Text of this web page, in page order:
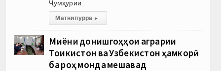
Ҷумҳурии
Матни пурра ▸
Миёни донишгоҳҳои аграрии
Тоҷикистон ва Узбекистон ҳамкорӣ
ба роҳ монда мешавад